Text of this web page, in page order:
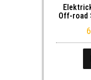
Off-road